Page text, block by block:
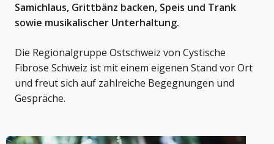
Samichlaus, Grittbänz backen, Speis und Trank
sowie musikalischer Unterhaltung.
Die Regionalgruppe Ostschweiz von Cystische
Fibrose Schweiz ist mit einem eigenen Stand vor Ort
und freut sich auf zahlreiche Begegnungen und
Gespräche.